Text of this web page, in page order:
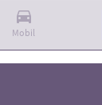
Mobil